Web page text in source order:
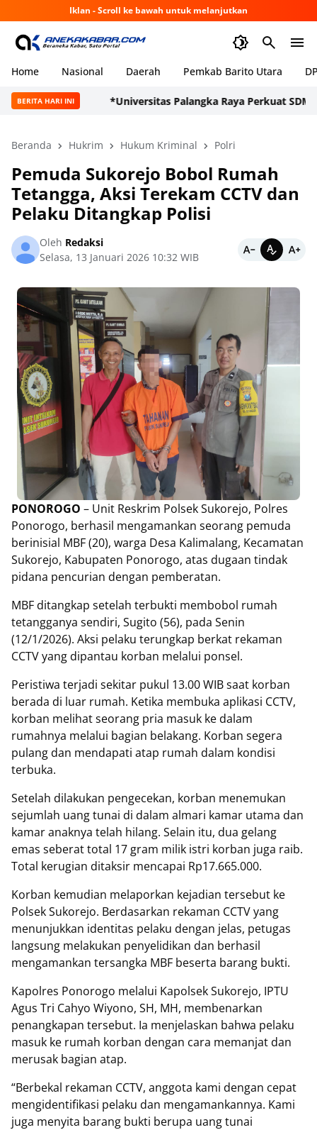
Iklan - Scroll ke bawah untuk melanjutkan
Home Nasional Daerah Pemkab Barito Utara
BERITA HARI INI *Universitas Palangka Raya Perkuat SDM
Beranda Hukrim Hukum Kriminal Polri
Pemuda Sukorejo Bobol Rumah
Tetangga, Aksi Terekam CCTV dan
Pelaku Ditangkap Polisi
Oleh Redaksi
Selasa, 13 Januari 2026 10:32 WIB
PONOROGO – Unit Reskrim Polsek Sukorejo, Polres
Ponorogo, berhasil mengamankan seorang pemuda
berinisial MBF (20), warga Desa Kalimalang, Kecamatan
Sukorejo, Kabupaten Ponorogo, atas dugaan tindak
pidana pencurian dengan pemberatan.
MBF ditangkap setelah terbukti membobol rumah
tetangganya sendiri, Sugito (56), pada Senin
(12/1/2026). Aksi pelaku terungkap berkat rekaman
CCTV yang dipantau korban melalui ponsel.
Peristiwa terjadi sekitar pukul 13.00 WIB saat korban
berada di luar rumah. Ketika membuka aplikasi CCTV,
korban melihat seorang pria masuk ke dalam
rumahnya melalui bagian belakang. Korban segera
pulang dan mendapati atap rumah dalam kondisi
terbuka.
Setelah dilakukan pengecekan, korban menemukan
sejumlah uang tunai di dalam almari kamar utama dan
kamar anaknya telah hilang. Selain itu, dua gelang
emas seberat total 17 gram milik istri korban juga raib.
Total kerugian ditaksir mencapai Rp17.665.000.
Korban kemudian melaporkan kejadian tersebut ke
Polsek Sukorejo. Berdasarkan rekaman CCTV yang
menunjukkan identitas pelaku dengan jelas, petugas
langsung melakukan penyelidikan dan berhasil
mengamankan tersangka MBF beserta barang bukti.
Kapolres Ponorogo melalui Kapolsek Sukorejo, IPTU
Agus Tri Cahyo Wiyono, SH, MH, membenarkan
penangkapan tersebut. Ia menjelaskan bahwa pelaku
masuk ke rumah korban dengan cara memanjat dan
merusak bagian atap.
“Berbekal rekaman CCTV, anggota kami dengan cepat
mengidentifikasi pelaku dan mengamankannya. Kami
juga menyita barang bukti berupa uang tunai